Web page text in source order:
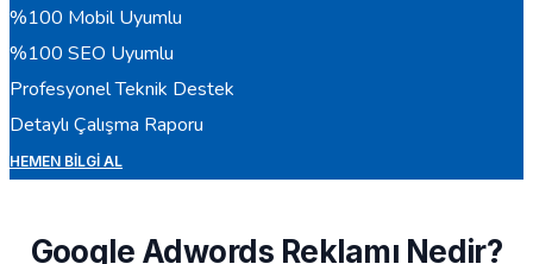
%100 Mobil Uyumlu
%100 SEO Uyumlu
Profesyonel Teknik Destek
Detaylı Çalışma Raporu
HEMEN BILGI AL
Google Adwords Reklamı Nedir?